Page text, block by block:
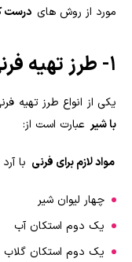
مورد از روش های درست
۱- طرز تهیه فرنی با آرد برنج برای ۴ نفر
یکی از انواع طرز تهیه
با شیر عبارت است از:
مواد لازم برای فرنی با
چهار لیوان شیر
یک دوم استکان آب
یک دوم استکان گلاب